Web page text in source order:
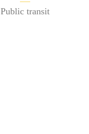
Public transit